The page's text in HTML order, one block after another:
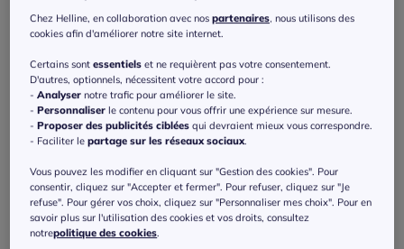
Manteaux classiques à col revers ajusté avec poches
Chez Helline, en collaboration avec nospartenaires, nous utilisons des
cookies afin d'améliorer notre site internet.
Certains sontessentiels et ne requièrent pas votre consentement.
D'autres, optionnels, nécessitent votre accord pour :
-Analyser notre trafic pour améliorer le site.
-Personnaliser le contenu pour vous offrir une expérience sur mesure.
-Proposer des publicités ciblées qui devraient mieux vous correspondre.
- Faciliter lepartage sur les réseaux sociaux.
Vous pouvez les modifier en cliquant sur "Gestion des cookies". Pour
consentir, cliquez sur "Accepter et fermer". Pour refuser, cliquez sur "Je
refuse". Pour gérer vos choix, cliquez sur "Personnaliser mes choix". Pour en
savoir plus sur l'utilisation des cookies et vos droits, consultez
notrepolitique des cookies.